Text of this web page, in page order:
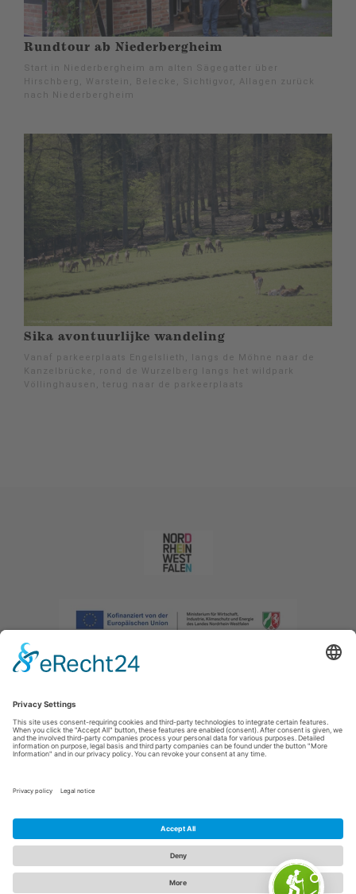
Rundtour ab Niederbergheim
Start in Niederbergheim am alten Sägegatter über
Hirschberg, Warstein, Belecke, Sichtigvor, Allagen zurück
nach Niederbergheim
Sika avontuurlijke wandeling
Vanaf parkeerplaats Engelslieth, langs de Möhne naar de
Kanzelbrücke, rond de Wurzelberg langs het wildpark
Völlinghausen, terug naar de parkeerplaats
Afdruk |Privacybeleid|Verklaring van toegankelijkheid
E: info@sauerland.com
Cookie-Einstellungen